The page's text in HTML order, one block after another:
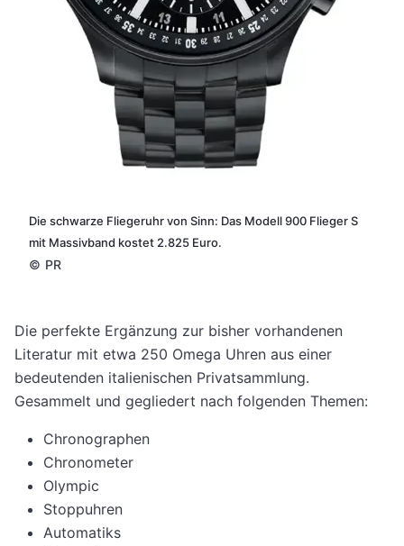
Die schwarze Fliegeruhr von Sinn: Das Modell 900 Flieger S
mit Massivband kostet 2.825 Euro.
© PR
Die perfekte Ergänzung zur bisher vorhandenen
Literatur mit etwa 250 Omega Uhren aus einer
bedeutenden italienischen Privatsammlung.
Gesammelt und gegliedert nach folgenden Themen:
Chronographen
Chronometer
Olympic
Stoppuhren
Automatiks